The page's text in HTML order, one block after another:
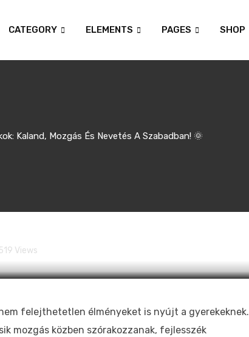
CATEGORY ELEMENTS PAGES SHOP
Kaland, Mozgás És Nevetés A Szabadban! 🌞
Views
felejthetetlen élményeket is nyújt a
mozgás közben szórakozzanak, fejlesszék